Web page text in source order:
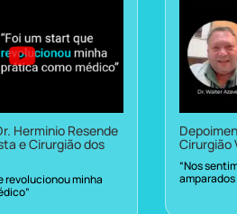
Herminio Resende
e Cirurgião dos
revolucionou minha
Cirurgião
“Nos
amparados